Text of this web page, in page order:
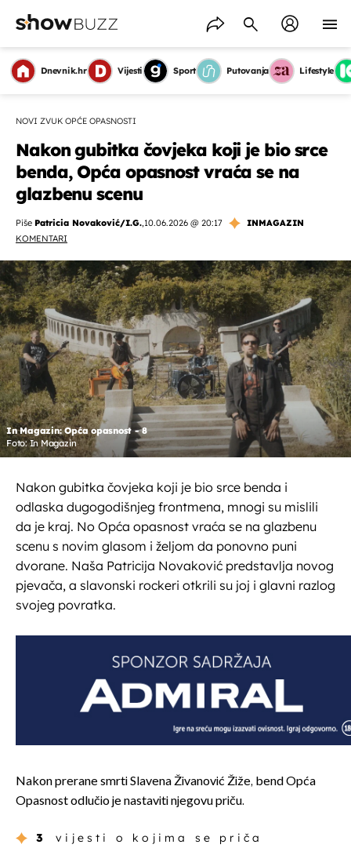
Dnevnik.hr Vijesti Sport Putovanja Lifestyle
NOVI ZVUK OPĆE OPASNOSTI
Nakon gubitka čovjeka koji je bio srce
benda, Opća opasnost vraća se na
glazbenu scenu
Piše Patricia Novaković/I.G.,10.06.2026 @ 20:17
INMAGAZIN
KOMENTARI
In Magazin: Opća opasnost - 8
Foto: In Magazin
Nakon gubitka čovjeka koji je bio srce benda i
odlaska dugogodišnjeg frontmena, mnogi su mislili
da je kraj. No Opća opasnost vraća se na glazbenu
scenu s novim glasom i željom da ponovno puni
dvorane. Naša Patricija Novaković predstavlja novog
pjevača, a slavonski rockeri otkrili su joj i glavni razlog
svojeg povratka.
Nakon prerane smrti Slavena Živanović Žiže, bend Opća
Opasnost odlučio je nastaviti njegovu priču.
3 vijesti o kojima se priča
OMOGUĆI OBAVIJESTI